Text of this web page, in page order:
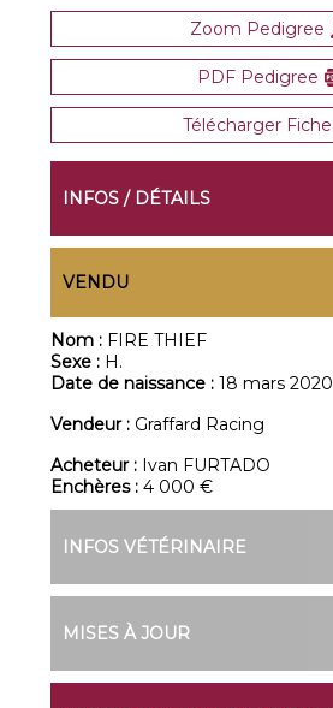
Zoom Pedigree
PDF Pedigree
Télécharger Fiche
INFOS / DÉTAILS
VENDU
Nom : FIRE THIEF
Sexe : H.
Date de naissance :18 mars 2020
Vendeur : Graffard Racing
Acheteur : Ivan FURTADO
Enchères :4 000 €
INFOS VÉTÉRINAIRE
MISES À JOUR